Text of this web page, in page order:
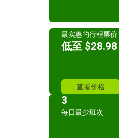
最实惠的行程票价
低至 $28.98
查看价格
3
每日最少班次